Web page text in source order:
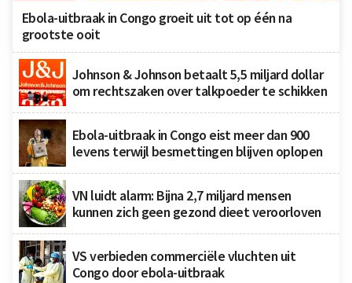
Ebola-uitbraak in Congo groeit uit tot op één na
grootste ooit
Johnson & Johnson betaalt 5,5 miljard dollar
om rechtszaken over talkpoeder te schikken
Ebola-uitbraak in Congo eist meer dan 900
levens terwijl besmettingen blijven oplopen
VN luidt alarm: Bijna 2,7 miljard mensen
kunnen zich geen gezond dieet veroorloven
VS verbieden commerciële vluchten uit
Congo door ebola-uitbraak